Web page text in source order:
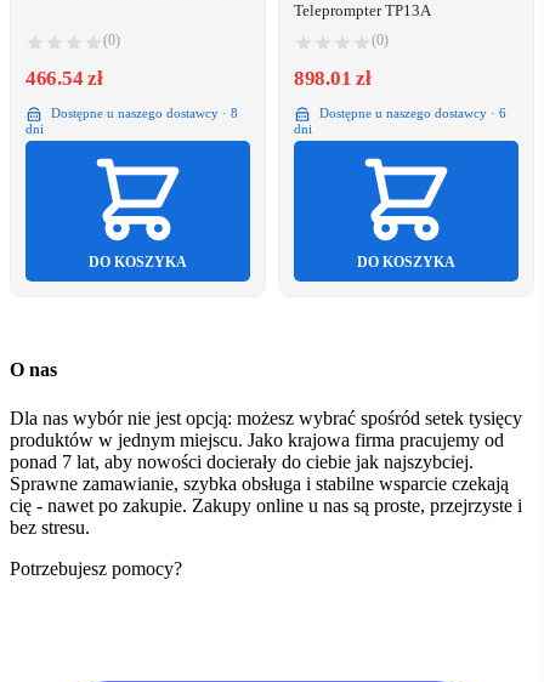
(0)
466.54 zł
Dostępne u naszego dostawcy · 8
dni
DO KOSZYKA
Teleprompter TP13A
(0)
898.01 zł
Dostępne u naszego dostawcy · 6
dni
DO KOSZYKA
O nas
Dla nas wybór nie jest opcją: możesz wybrać spośród setek tysięcy
produktów w jednym miejscu. Jako krajowa firma pracujemy od
ponad 7 lat, aby nowości docierały do ciebie jak najszybciej.
Sprawne zamawianie, szybka obsługa i stabilne wsparcie czekają
cię - nawet po zakupie. Zakupy online u nas są proste, przejrzyste i
bez stresu.
Potrzebujesz pomocy?